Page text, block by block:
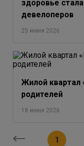
здоровье
девелоперов
25 июня 2026
Жилой квартал
родителей
18 июня 2026
1